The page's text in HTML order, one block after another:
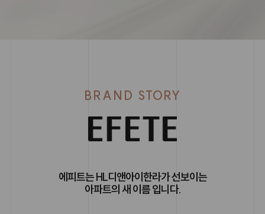
BRAND STORY
에피트는 HL디앤아이한라가 선보이는
아파트의 새 이름 입니다.